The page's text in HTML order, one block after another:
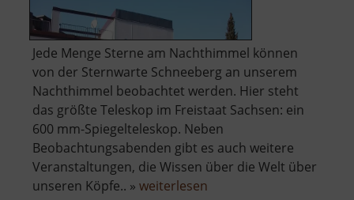
Jede Menge Sterne am Nachthimmel können
von der Sternwarte Schneeberg an unserem
Nachthimmel beobachtet werden. Hier steht
das größte Teleskop im Freistaat Sachsen: ein
600 mm-Spiegelteleskop. Neben
Beobachtungsabenden gibt es auch weitere
Veranstaltungen, die Wissen über die Welt über
unseren Köpfe.. » weiterlesen